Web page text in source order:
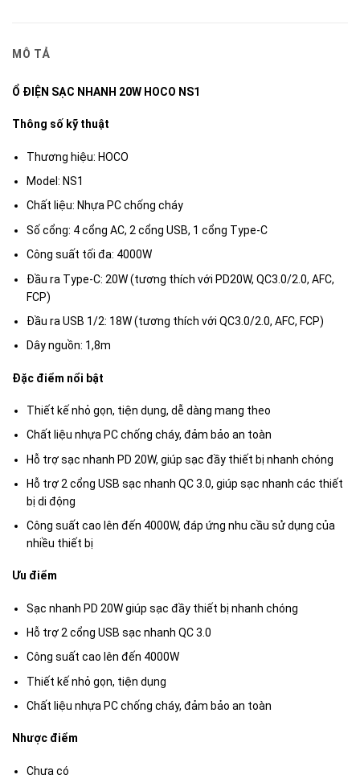
MÔ TẢ
Ổ ĐIỆN SẠC NHANH 20W HOCO NS1
Thông số kỹ thuật
Thương hiệu: HOCO
Model: NS1
Chất liệu: Nhựa PC chống cháy
Số cổng: 4 cổng AC, 2 cổng USB, 1 cổng Type-C
Công suất tối đa: 4000W
Đầu ra Type-C: 20W (tương thích với PD20W, QC3.0/2.0, AFC,
FCP)
Đầu ra USB 1/2: 18W (tương thích với QC3.0/2.0, AFC, FCP)
Dây nguồn: 1,8m
Đặc điểm nổi bật
Thiết kế nhỏ gọn, tiện dụng, dễ dàng mang theo
Chất liệu nhựa PC chống cháy, đảm bảo an toàn
Hỗ trợ sạc nhanh PD 20W, giúp sạc đầy thiết bị nhanh chóng
Hỗ trợ 2 cổng USB sạc nhanh QC 3.0, giúp sạc nhanh các thiết
bị di động
Công suất cao lên đến 4000W, đáp ứng nhu cầu sử dụng của
nhiều thiết bị
Ưu điểm
Sạc nhanh PD 20W giúp sạc đầy thiết bị nhanh chóng
Hỗ trợ 2 cổng USB sạc nhanh QC 3.0
Công suất cao lên đến 4000W
Thiết kế nhỏ gọn, tiện dụng
Chất liệu nhựa PC chống cháy, đảm bảo an toàn
Nhược điểm
Chưa có